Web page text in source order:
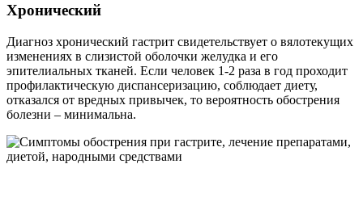
Хронический
Диагноз хронический гастрит свидетельствует о вялотекущих
изменениях в слизистой оболочки желудка и его
эпителиальных тканей. Если человек 1-2 раза в год проходит
профилактическую диспансеризацию, соблюдает диету,
отказался от вредных привычек, то вероятность обострения
болезни – минимальна.